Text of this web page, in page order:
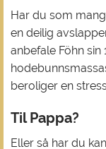
Har du som
en deilig
anbefale Föhn sin
beroliger en
Til Pappa?
Eller så har du